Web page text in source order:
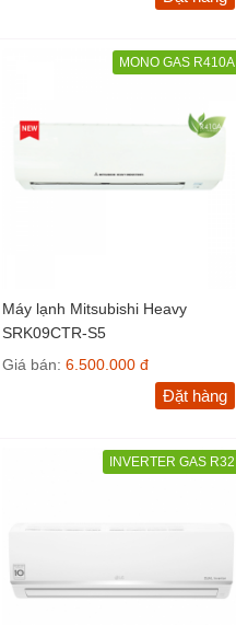
MONO GAS R410A
Máy lạnh Mitsubishi Heavy
SRK09CTR-S5
Giá bán: 6.500.000 đ
Đặt hàng
INVERTER GAS R32